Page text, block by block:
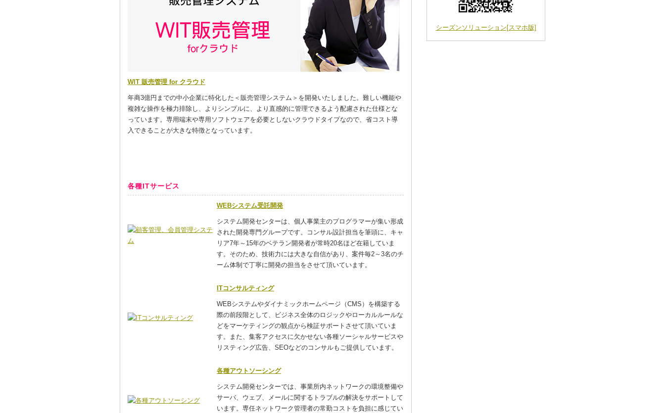
シーズンソリューション[スマホ版]
WIT 販売管理 for クラウド
年商3億円までの中小企業に特化した＜販売管理システム＞を開発いたしました。難しい機能や
複雑な操作を極力排除し、よりシンプルに、より直感的に管理できるよう配慮された仕様とな
っています。専用端末や専用ソフトウェアを必要としないクラウドタイプなので、省コスト導
入できることが大きな特徴となっています。
各種ITサービス
WEBシステム受託開発
システム開発センターは、個人事業主のプログラマーが集い形成
された開発専門グループです。コンサル設計担当を筆頭に、キャ
リア7年～15年のベテラン開発者が常時20名ほど在籍していま
す。そのため、技術力には大きな自信があり、案件毎2～3名のチ
ーム体制で丁寧に開発の担当をさせて頂いています。
ITコンサルティング
WEBシステムやダイナミックホームページ（CMS）を構築する
際の前段階として、ビジネス全体のロジックやローカルルールな
どをマーケティングの観点から検証サポートさせて頂いていま
す。また、集客アクセスに欠かせない各種ソーシャルサービスや
リスティング広告、SEOなどのコンサルもご提供しています。
各種アウトソーシング
システム開発センターでは、事業所内ネットワークの環境整備や
サーバ、ウェブ、メールに関するトラブルの解決をサポートして
います。専任ネットワーク管理者の常勤コストを負担に感じてい